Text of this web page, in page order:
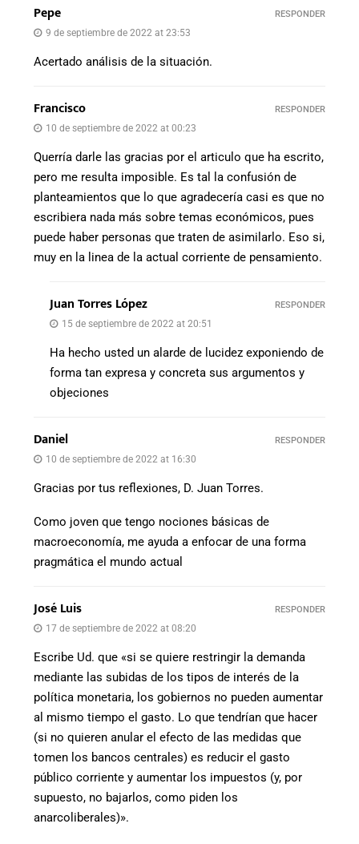
Pepe
9 de septiembre de 2022 at 23:53
Acertado análisis de la situación.
RESPONDER
Francisco
10 de septiembre de 2022 at 00:23
Querría darle las gracias por el articulo que ha escrito,
pero me resulta imposible. Es tal la confusión de
planteamientos que lo que agradecería casi es que no
escribiera nada más sobre temas económicos, pues
puede haber personas que traten de asimilarlo. Eso si,
muy en la linea de la actual corriente de pensamiento.
RESPONDER
Juan Torres López
15 de septiembre de 2022 at 20:51
Ha hecho usted un alarde de lucidez exponiendo de
forma tan expresa y concreta sus argumentos y
objeciones
RESPONDER
Daniel
10 de septiembre de 2022 at 16:30
Gracias por tus reflexiones, D. Juan Torres.
Como joven que tengo nociones básicas de
macroeconomía, me ayuda a enfocar de una forma
pragmática el mundo actual
RESPONDER
José Luis
17 de septiembre de 2022 at 08:20
Escribe Ud. que «si se quiere restringir la demanda
mediante las subidas de los tipos de interés de la
política monetaria, los gobiernos no pueden aumentar
al mismo tiempo el gasto. Lo que tendrían que hacer
(si no quieren anular el efecto de las medidas que
tomen los bancos centrales) es reducir el gasto
público corriente y aumentar los impuestos (y, por
supuesto, no bajarlos, como piden los
anarcoliberales)».
RESPONDER